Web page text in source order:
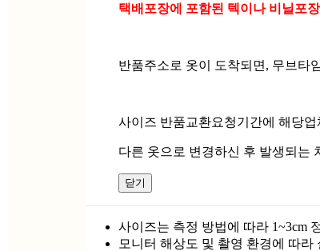
택배포장에 포함된 텍이나 비닐포
반품주소로 옷이 도착되면, 무브타
사이즈 반품교환요청기간에 해당
다른 옷으로 변경하신 후 발생되는
닫기
사이즈는 측정 방법에 따라 1~3cm
모니터 해상도 및 촬영 환경에 따